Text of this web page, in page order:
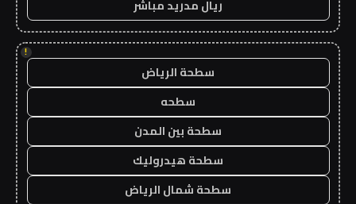
ريال مدريد مباشر
!
سطحة الرياض
سطحه
سطحة بين المدن
سطحة هيدروليك
سطحة شمال الرياض